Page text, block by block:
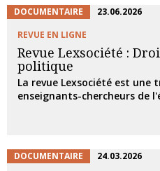
DOCUMENTAIRE
23.06.2026
REVUE EN LIGNE
Revue Lexsociété :
politique
La revue Lexsociété est une
enseignants-chercheurs de
DOCUMENTAIRE
24.03.2026